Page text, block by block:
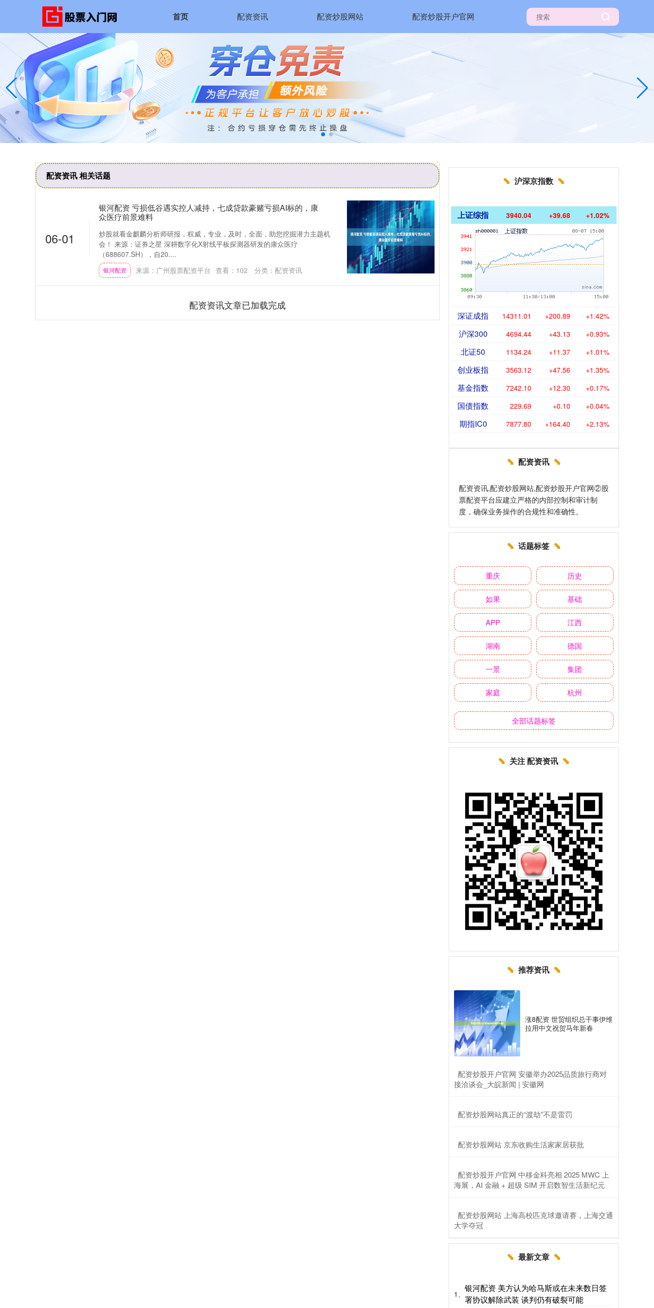
首页 配资资讯 配资炒股网站 配资炒股开户官网
配资资讯 相关话题
06-01
银河配资 亏损低谷遇实控人减持，七成贷款豪赌亏损AI标的，康
众医疗前景难料
炒股就看金麒麟分析师研报，权威，专业，及时，全面，助您挖掘潜力主题机
会！ 来源：证券之星 深耕数字化X射线平板探测器研发的康众医疗
（688607.SH），自20....
银河配资 来源：广州股票配资平台 查看： 102 分类： 配资资讯
配资资讯文章已加载完成
沪深京指数
上证综指 3940.04 +39.68 +1.02%
深证成指 14311.01 +200.89 +1.42%
沪深300 4694.44 +43.13 +0.93%
北证50 1134.24 +11.37 +1.01%
创业板指 3563.12 +47.56 +1.35%
基金指数 7242.10 +12.30 +0.17%
国债指数 229.69 +0.10 +0.04%
期指IC0 7877.80 +164.40 +2.13%
配资资讯
配资资讯,配资炒股网站,配资炒股开户官网②股
票配资平台应建立严格的内部控制和审计制
度，确保业务操作的合规性和准确性。
话题标签
重庆 历史
如果 基础
APP 江西
湖南 德国
一景 集团
家庭 杭州
全部话题标签
关注 配资资讯
推荐资讯
涨8配资 世贸组织总干事伊维
拉用中文祝贺马年新春
​配资炒股开户官网 安徽举办2025品质旅行商对
接洽谈会_大皖新闻 | 安徽网
​配资炒股网站真正的“渡劫”不是雷罚
​配资炒股网站 京东收购生活家家居获批
​配资炒股开户官网 中移金科亮相 2025 MWC 上
海展，AI 金融 + 超级 SIM 开启数智生活新纪元
​配资炒股网站 上海高校匹克球邀请赛，上海交通
大学夺冠
最新文章
1、
银河配资 美方认为哈马斯或在未来数日签
署协议解除武装 谈判仍有破裂可能